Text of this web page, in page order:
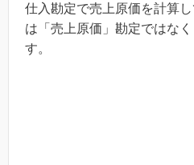
仕入勘定で売上原価を計算
は「売上原価」勘定ではな
す。